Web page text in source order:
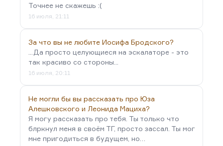
Точнее не скажешь :(
16 июля, 21:11
За что вы не любите Иосифа Бродского?
...Да просто целующиеся на эскалаторе - это
так красиво со стороны...
16 июля, 20:11
Не могли бы вы рассказать про Юза
Алешковского и Леонида Мациха?
Я могу рассказать про тебя. Ты только что
блркнул меня в своём ТГ, просто зассал. Ты мог
мне пригодиться в будущем, но…